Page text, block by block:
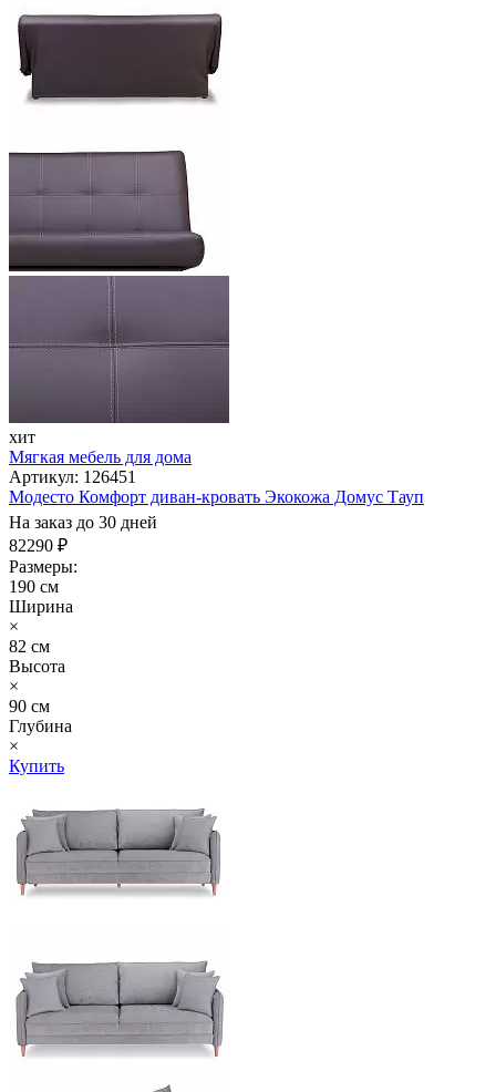
хит
Мягкая мебель для дома
Артикул: 126451
Модесто Комфорт диван-кровать Экокожа Домус Тауп
На заказ до 30 дней
82290 ₽
Размеры:
190 см
Ширина
×
82 см
Высота
×
90 см
Глубина
×
Купить